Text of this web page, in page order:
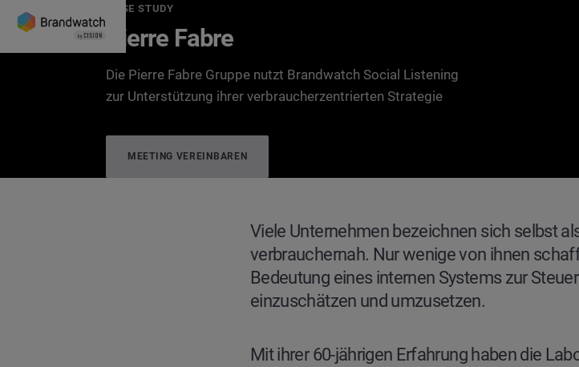
CASE STUDY
Pierre Fabre
Die Pierre Fabre Gruppe nutzt Brandwatch Social Listening
zur Unterstützung ihrer verbraucherzentrierten Strategie
MEETING VEREINBAREN
Viele Unternehmen bezeichnen sich selbst
verbrauchernah. Nur wenige von ihnen
Bedeutung eines internen Systems zur
einzuschätzen und umzusetzen.
Mit ihrer 60-jährigen Erfahrung haben die